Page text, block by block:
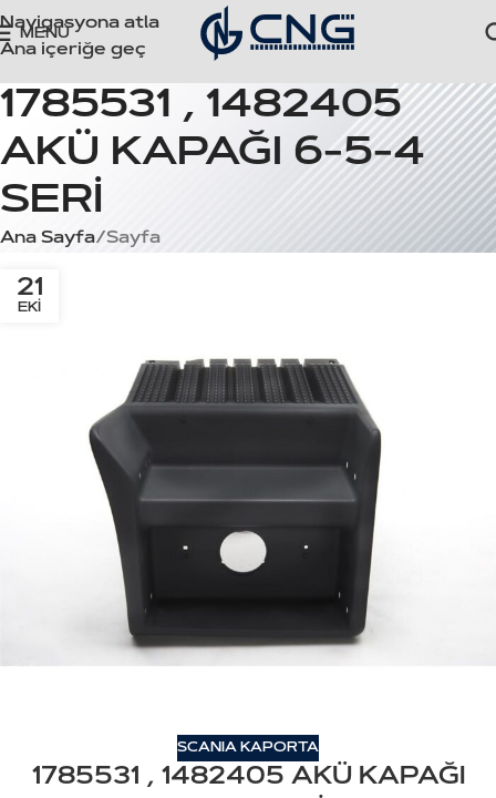
Navigasyona atla
Ana içeriğe geç
MENÜ
1785531 , 1482405
AKÜ KAPAĞI 6-5-4
SERİ
Ana Sayfa Sayfa
21
EKI
SCANIA KAPORTA
1785531 , 1482405 AKÜ KAPAĞI